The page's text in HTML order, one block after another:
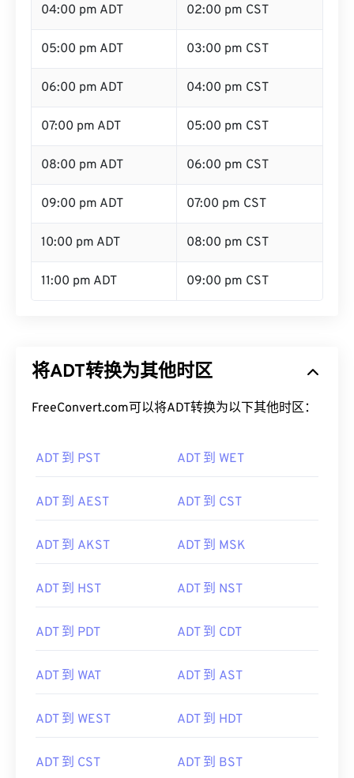
04:00 pm ADT 02:00 pm CST
05:00 pm ADT 03:00 pm CST
06:00 pm ADT 04:00 pm CST
07:00 pm ADT 05:00 pm CST
08:00 pm ADT 06:00 pm CST
09:00 pm ADT 07:00 pm CST
10:00 pm ADT 08:00 pm CST
11:00 pm ADT 09:00 pm CST
将ADT转换为其他时区
FreeConvert.com可以将ADT转换为以下其他时区：
ADT 到 PST ADT 到 WET
ADT 到 AEST ADT 到 CST
ADT 到 AKST ADT 到 MSK
ADT 到 HST ADT 到 NST
ADT 到 PDT ADT 到 CDT
ADT 到 WAT ADT 到 AST
ADT 到 WEST ADT 到 HDT
ADT 到 CST ADT 到 BST